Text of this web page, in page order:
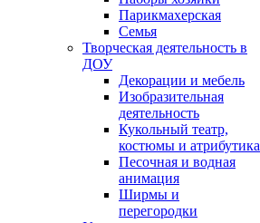
Парикмахерская
Семья
Творческая деятельность в
ДОУ
Декорации и мебель
Изобразительная
деятельность
Кукольный театр,
костюмы и атрибутика
Песочная и водная
анимация
Ширмы и
перегородки